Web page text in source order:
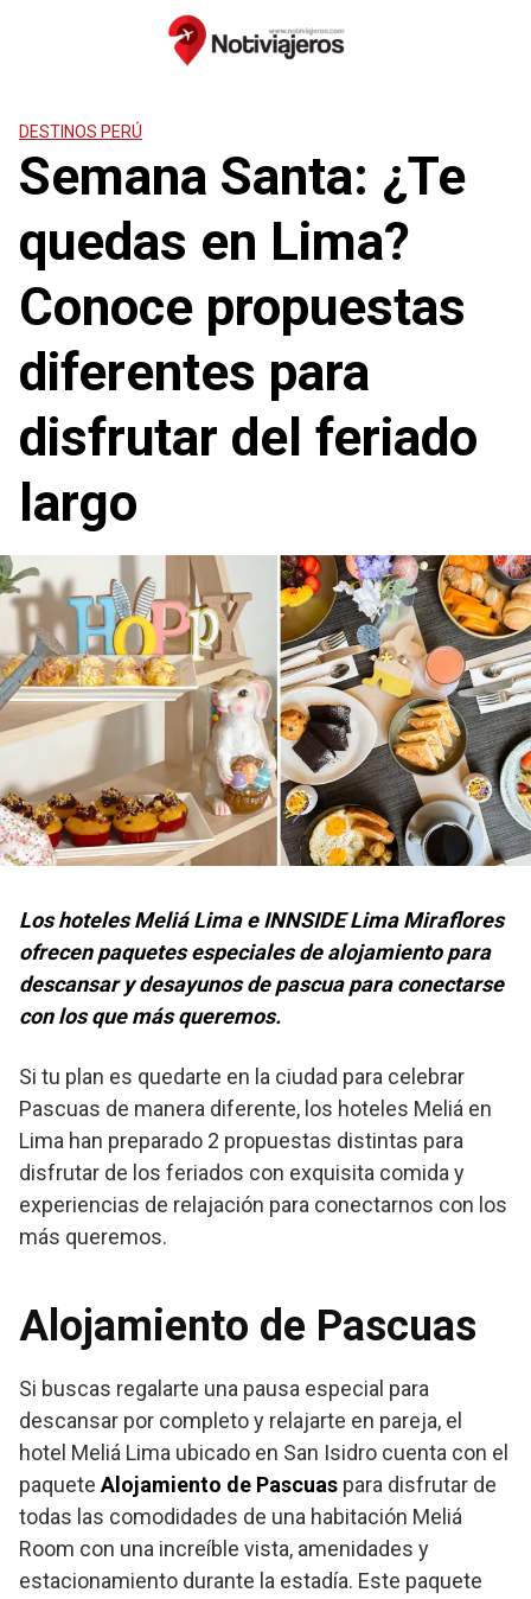
DESTINOS PERÚ
Semana Santa: ¿Te
quedas en Lima?
Conoce propuestas
diferentes para
disfrutar del feriado
largo
Los hoteles Meliá Lima e INNSIDE Lima Miraflores
ofrecen paquetes especiales de alojamiento para
descansar y desayunos de pascua para conectarse
con los que más queremos.
Si tu plan es quedarte en la ciudad para celebrar
Pascuas de manera diferente, los hoteles Meliá en
Lima han preparado 2 propuestas distintas para
disfrutar de los feriados con exquisita comida y
experiencias de relajación para conectarnos con los
más queremos.
Alojamiento de Pascuas
Si buscas regalarte una pausa especial para
descansar por completo y relajarte en pareja, el
hotel Meliá Lima ubicado en San Isidro cuenta con el
paquete Alojamiento de Pascuas para disfrutar de
todas las comodidades de una habitación Meliá
Room con una increíble vista, amenidades y
estacionamiento durante la estadía. Este paquete